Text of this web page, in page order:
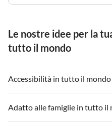
Le nostre idee per la
tutto il mondo
Accessibilità in tutto il mondo
Adatto alle famiglie in tutto il